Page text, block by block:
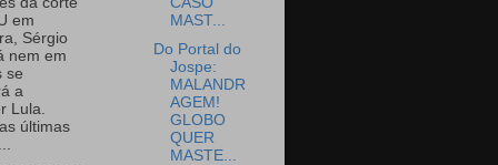
em
Sérgio
nem em
se
a
Lula.
últimas
MAST...
Do Portal do
Jospe:
MALANDR
AGEM!
GLOBO
QUER
MASTE...